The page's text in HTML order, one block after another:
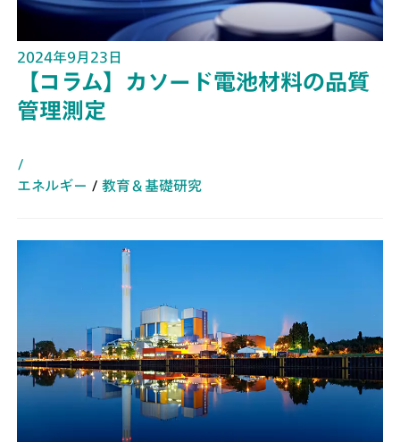
2024年9月23日
【コラム】カソード電池材料の品質
管理測定
/
エネルギー / 教育＆基礎研究